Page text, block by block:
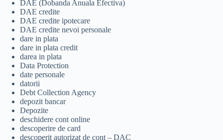
DAE (Dobanda Anuala Efectiva)
DAE credite
DAE credite ipotecare
DAE credite nevoi personale
dare in plata
dare in plata credit
darea in plata
Data Protection
date personale
datorii
Debt Collection Agency
depozit bancar
Depozite
deschidere cont online
descoperire de card
descoperit autorizat de cont – DAC